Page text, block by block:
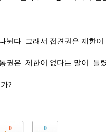
뉜다 그래서 접견권은 제한
권은 제한이 없다는 말이 틀
?
0 0